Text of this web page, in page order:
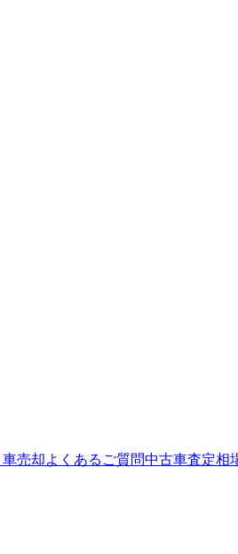
車売却よくあるご質問中古車査定相